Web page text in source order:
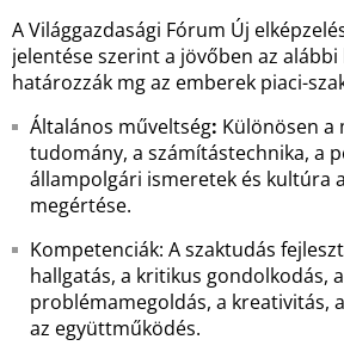
A Világgazdasági Fórum Új
jelentése szerint a jövőben az alábbi
határozzák mg az emberek piaci-
Általános műveltség: Különösen a
tudomány, a számítástechnika, a
állampolgári ismeretek és kultúra
megértése.
Kompetenciák: A szaktudás
hallgatás, a kritikus gondolkodás, a
problémamegoldás, a kreativitás,
az együttműködés.